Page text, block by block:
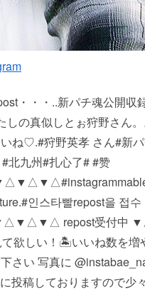
・・・..新パチ魂公開収
の真似しとぉ狩野さん
ね♡.#狩野英孝 さん#新
北九州#扎心了# #赞
#인스타빨 repost을 접
. ▼△▼△▼△ repost受付中
欲しい！ 🏝いいね数を
さい 写真に
投稿しておりますので少